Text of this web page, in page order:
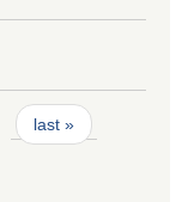
last »